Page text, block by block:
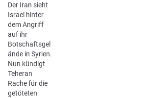
Der Iran sieht
Israel hinter
dem Angriff
auf ihr
Botschaftsgel
ände in Syrien.
Nun kündigt
Teheran
Rache für die
getöteten